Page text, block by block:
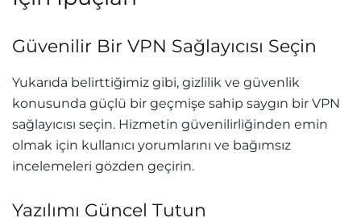
Güvenilir Bir VPN Sağlayıcısı Seçin
Yukarıda belirttiğimiz gibi, gizlilik ve güvenlik
konusunda güçlü bir geçmişe sahip saygın bir VPN
sağlayıcısı seçin. Hizmetin güvenilirliğinden emin
olmak için kullanıcı yorumlarını ve bağımsız
incelemeleri gözden geçirin.
Yazılımı Güncel Tutun